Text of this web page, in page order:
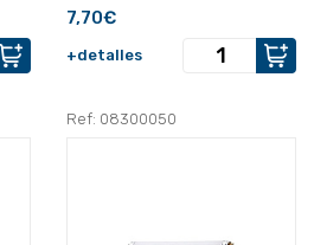
7,70€
+detalles
Ref: 08300050